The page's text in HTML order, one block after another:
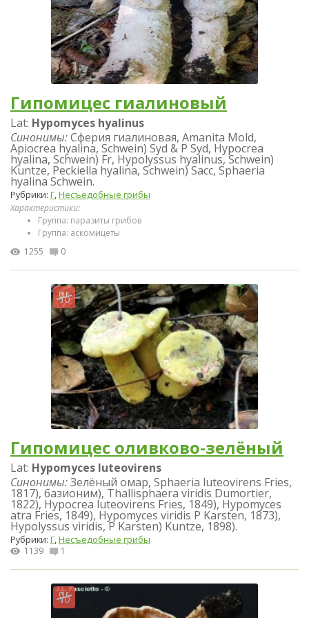
Гипомицес гиалиновый
Lat: Hypomyces hyalinus
Синонимы:Сферия гиалиновая, Amanita Mold,
Apiocrea hyalina, Schwein) Syd & P Syd, Hypocrea
hyalina, Schwein) Fr, Hypolyssus hyalinus, Schwein)
Kuntze, Peckiella hyalina, Schwein) Sacc, Sphaeria
hyalina Schwein.
Рубрики: Г,Несъедобные грибы
Характеристики:
Группа: паразиты грибов
Группа: аскомицеты
1255
0
Гипомицес оливково-зелёный
Lat: Hypomyces luteovirens
Синонимы:Зелёный омар, Sphaeria luteovirens Fries,
1817), базионим), Thallisphaera viridis Dumortier,
1822), Hypocrea luteovirens Fries, 1849), Hypomyces
atra Fries, 1849), Hypomyces viridis P Karsten, 1873),
Hypolyssus viridis, P Karsten) Kuntze, 1898).
Рубрики: Г,Несъедобные грибы
1139 1